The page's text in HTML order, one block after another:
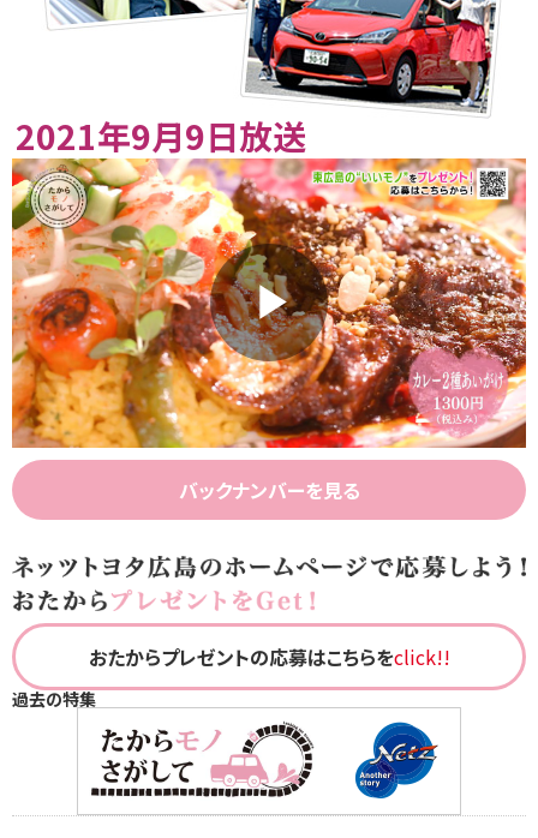
2021年9月9日放送
Play
Video
バックナンバーを見る
おたからプレゼントの応募はこちらをclick!!
過去の特集